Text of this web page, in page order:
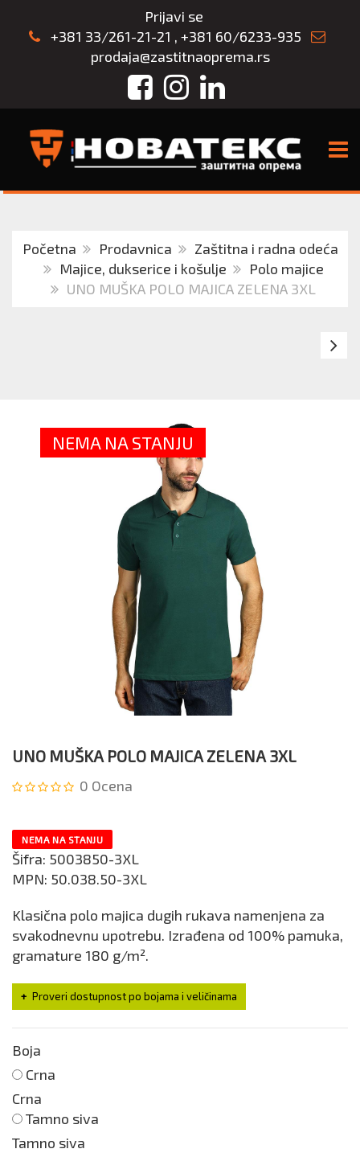
Prijavi se
+381 33/261-21-21 , +381 60/6233-935
prodaja@zastitnaoprema.rs
FacebookInstagram
LinkedIn
Početna Prodavnica
Zaštitna i radna odeća
Majice, dukserice i košulje
Polo majice
UNO MUŠKA POLO MAJICA ZELENA 3XL
NEMA NA STANJU
UNO MUŠKA POLO MAJICA ZELENA 3XL
0 Ocena
NEMA NA STANJU
Šifra: 5003850-3XL
MPN: 50.038.50-3XL
Klasična polo majica dugih rukava namenjena za
svakodnevnu upotrebu. Izrađena od 100% pamuka,
gramature 180 g/m².
Proveri dostupnost po bojama i veličinama
Boja
Crna
Crna
Tamno siva
Tamno siva